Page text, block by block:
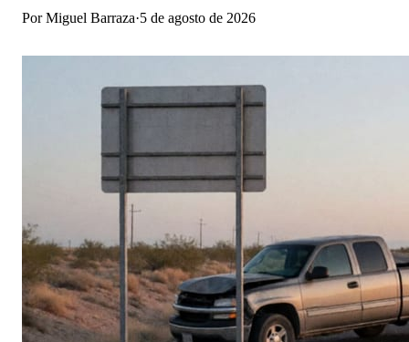
PorMiguel Barraza·5 de agosto de 2026